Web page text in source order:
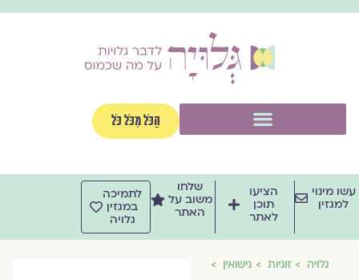
הַכֹּל מִכֹּל כֹּל
מינוי
למגזין
הציעו
תוכן
לאתר
שלחו
משוב על
האתר
לתמיכה
במגזין
גלויה
גלויה זוגיות נישואין